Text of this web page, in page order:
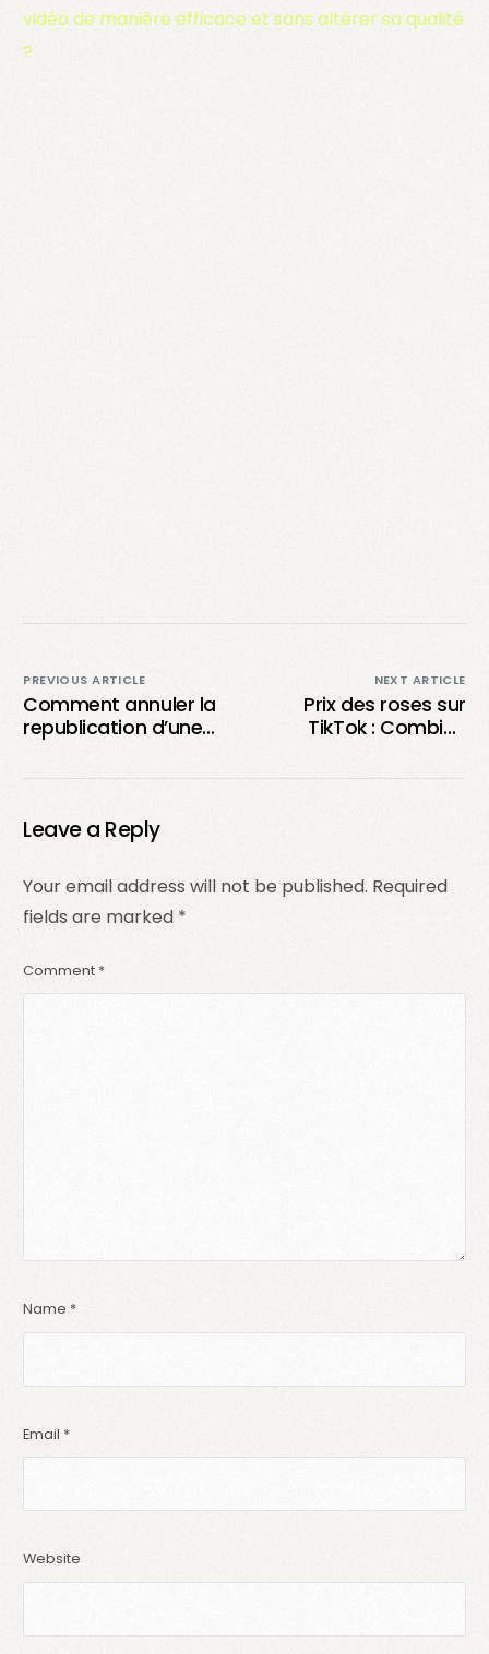
vidéo de manière efficace et sans altérer sa qualité
?
PREVIOUS ARTICLE
Comment annuler la
republication d’une
NEXT ARTICLE
Prix des roses sur
TikTok : Combien
rose sur la
Leave a Reply
Your email address will not be published. Required
fields are marked *
Comment *
Name *
Email *
Website